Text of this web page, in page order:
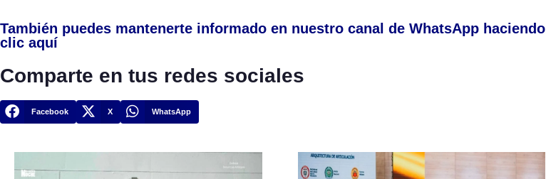
También puedes mantenerte informado en nuestro canal de WhatsApp haciendo
clic aquí
Comparte en tus redes sociales
Facebook X WhatsApp